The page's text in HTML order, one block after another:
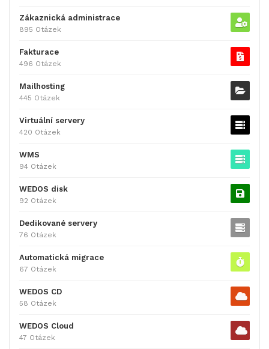
Zákaznická administrace
895 Otázek
Fakturace
496 Otázek
Mailhosting
445 Otázek
Virtuální servery
420 Otázek
WMS
94 Otázek
WEDOS disk
92 Otázek
Dedikované servery
76 Otázek
Automatická migrace
67 Otázek
WEDOS CD
58 Otázek
WEDOS Cloud
47 Otázek